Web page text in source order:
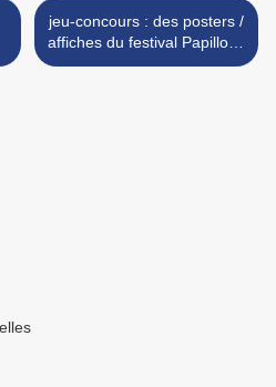
jeu-concours : des posters /
affiches du festival Papillons
de nuit 2019 à gagner !!! >